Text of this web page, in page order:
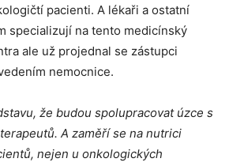
pacienti. A lékaři a ostatní
specializují na tento medicínský
ale už projednal se zástupci
nemocnice.
že budou spolupracovat úzce s
A zaměří se na nutrici
nejen u onkologických